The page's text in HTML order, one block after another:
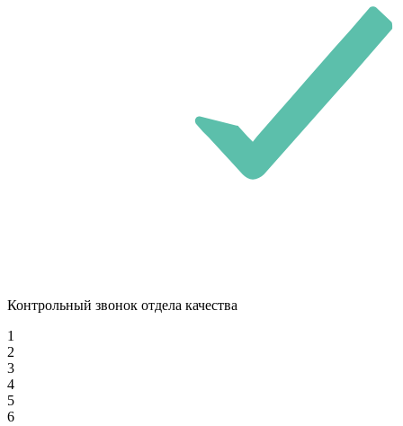
Контрольный звонок отдела качества
1
2
3
4
5
6